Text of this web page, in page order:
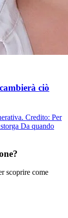
ciò
Credito: Per
Da quando
scoprire come